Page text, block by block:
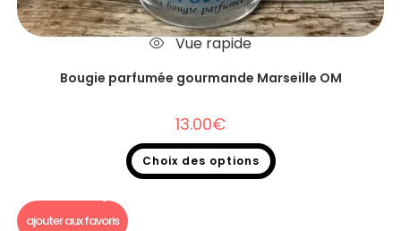
Vue rapide
Bougie parfumée gourmande Marseille OM
13.00€
Choix des options
ajouter aux favoris